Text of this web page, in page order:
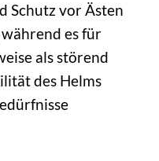
Schutz vor Ästen
es für
als störend
des Helms